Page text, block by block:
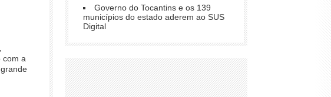
com a
Governo do Tocantins e os 139
municípios do estado aderem ao SUS
Digital